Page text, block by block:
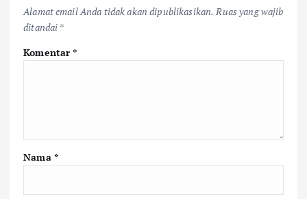
Alamat email Anda tidak akan dipublikasikan. Ruas yang wajib
ditandai *
Komentar*
Nama *